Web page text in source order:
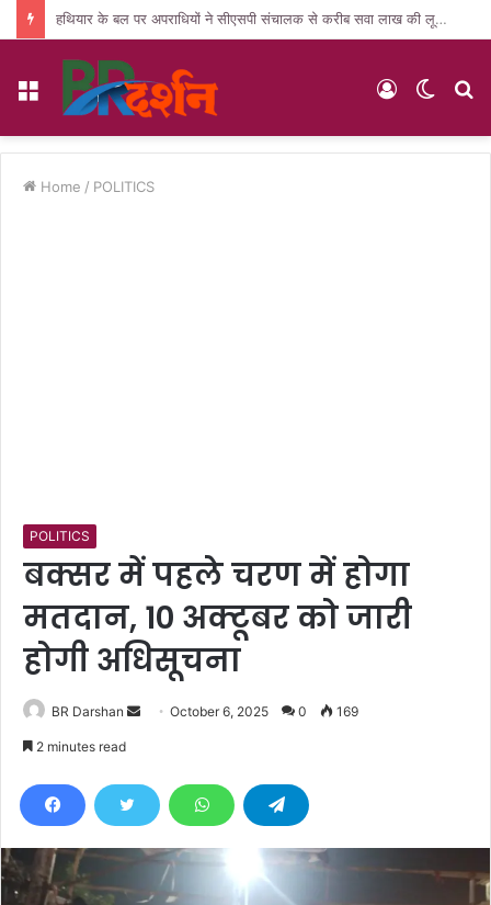
हथियार के बल पर अपराधियों ने सीएसपी संचालक से करीब सवा लाख की लूट, जांच में जुटी पुलिस
Menu
Switch
Log
Home / POLITICS
POLITICS
बक्सर में पहले चरण में होगा
मतदान, 10 अक्टूबर को जारी
होगी अधिसूचना
BR Darshan
d
m
October 6, 2025 0 169
2 minutes read